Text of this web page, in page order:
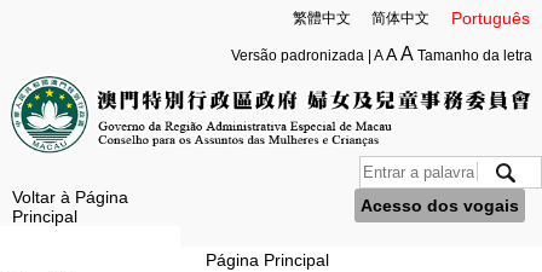
Português
简体中文
繁體中文
Versão padronizada| A A A Tamanho da letra
Voltar à Página
Principal
Acesso dos vogais
Página Principal